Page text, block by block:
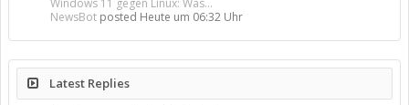
Windows 11 gegen Linux: Was...
NewsBot posted Heute um 06:32 Uhr
Latest Replies